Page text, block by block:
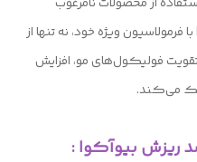
با فرمولاسیون ویژه خود، نه تنها از
فولیکول‌های مو، افزایش
می‌کند.
ریزش بیوآکوا :